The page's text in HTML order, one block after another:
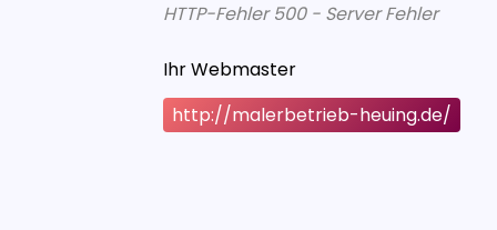
HTTP-Fehler 500 - Server Fehler
Ihr Webmaster
http://malerbetrieb-heuing.de/